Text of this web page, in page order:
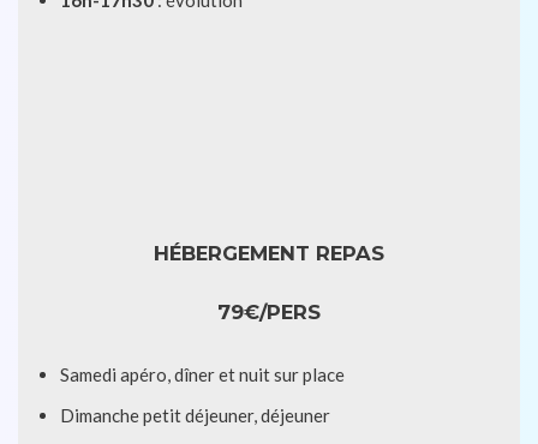
HÉBERGEMENT REPAS
79€/PERS
Samedi apéro, dîner et nuit sur place
Dimanche petit déjeuner, déjeuner